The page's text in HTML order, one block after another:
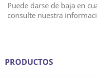
Puede darse de baja en
consulte nuestra
PRODUCTOS